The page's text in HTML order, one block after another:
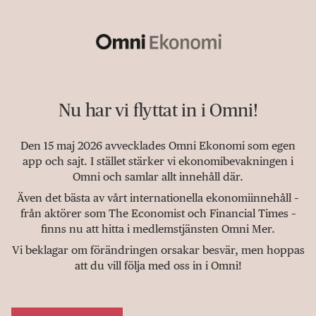
Nu har vi flyttat in i Omni!
Den 15 maj 2026 avvecklades Omni Ekonomi som egen
app och sajt. I stället stärker vi ekonomibevakningen i
Omni och samlar allt innehåll där.
Även det bästa av vårt internationella ekonomiinnehåll –
från aktörer som The Economist och Financial Times –
finns nu att hitta i medlemstjänsten Omni Mer.
Vi beklagar om förändringen orsakar besvär, men hoppas
att du vill följa med oss in i Omni!